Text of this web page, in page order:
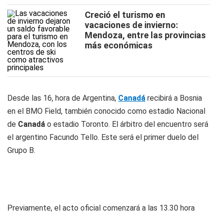
Creció el turismo en
vacaciones de invierno:
Mendoza, entre las provincias
más económicas
Desde las 16, hora de Argentina, Canadá recibirá a Bosnia
en el BMO Field, también conocido como estadio Nacional
de Canadá o estadio Toronto. El árbitro del encuentro será
el argentino Facundo Tello. Este será el primer duelo del
Grupo B.
Previamente, el acto oficial comenzará a las 13.30 hora